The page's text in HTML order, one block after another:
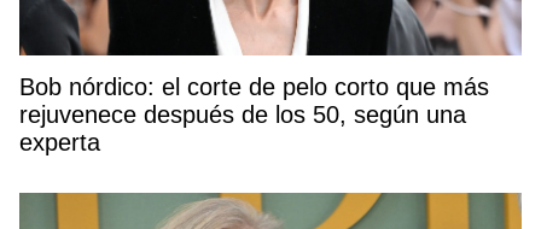
Bob nórdico: el corte de pelo corto que más
rejuvenece después de los 50, según una
experta